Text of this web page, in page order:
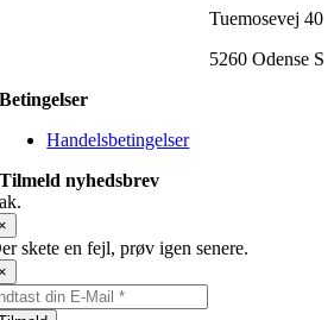
Tuemosevej 40
5260 Odense S
Betingelser
Handelsbetingelser
Tilmeld nyhedsbrev
skete en fejl, prøv igen senere.